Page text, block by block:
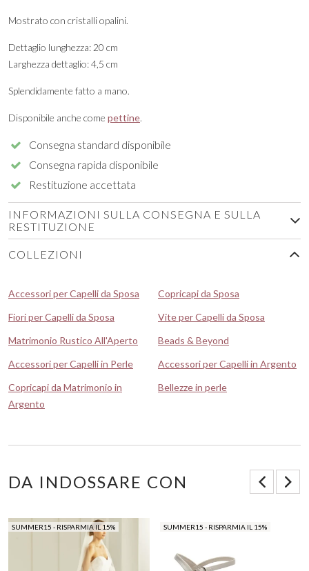
Mostrato con cristalli opalini.
Dettaglio lunghezza: 20 cm
Larghezza dettaglio: 4,5 cm
Splendidamente fatto a mano.
Disponibile anche come pettine.
Consegna standard disponibile
Consegna rapida disponibile
Restituzione accettata
INFORMAZIONI SULLA CONSEGNA E SULLA
RESTITUZIONE
COLLEZIONI
Accessori per Capelli da Sposa
Copricapi da Sposa
Fiori per Capelli da Sposa
Vite per Capelli da Sposa
Matrimonio Rustico All'Aperto
Beads & Beyond
Accessori per Capelli in Perle
Accessori per Capelli in Argento
Copricapi da Matrimonio in
Argento
Bellezze in perle
DA INDOSSARE CON
SUMMER15 - RISPARMIA IL 15% SUMMER15 - RISPARMIA IL 15%